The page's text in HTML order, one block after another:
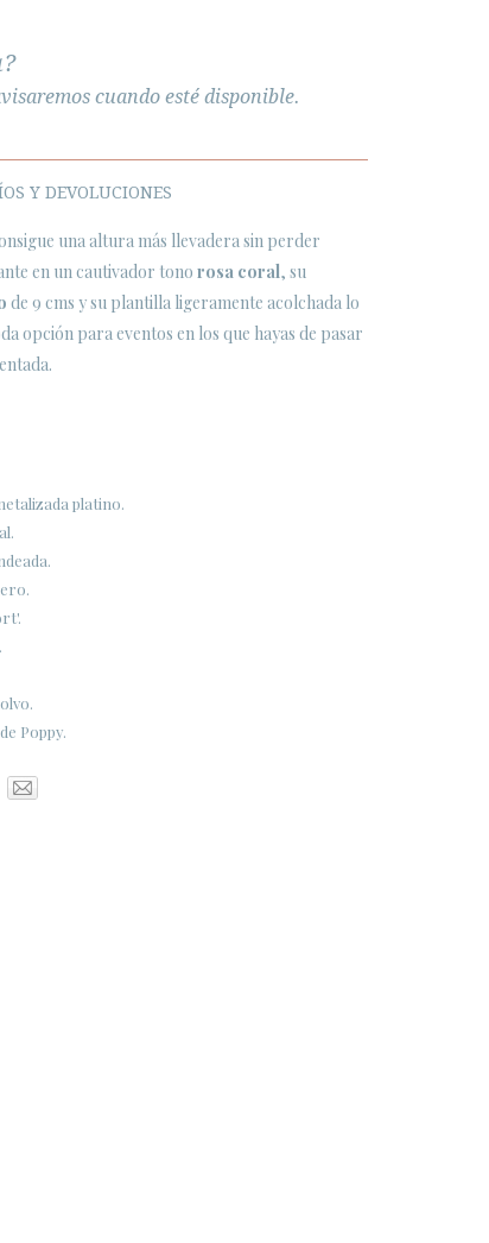
cuando esté disponible.
Y DEVOLUCIONES
una altura más llevadera sin perder
en un cautivador tonorosa coral, su
de 9 cms y su plantilla ligeramente acolchada lo
opción para eventos en los que hayas de pasar
platino.
Poppy.